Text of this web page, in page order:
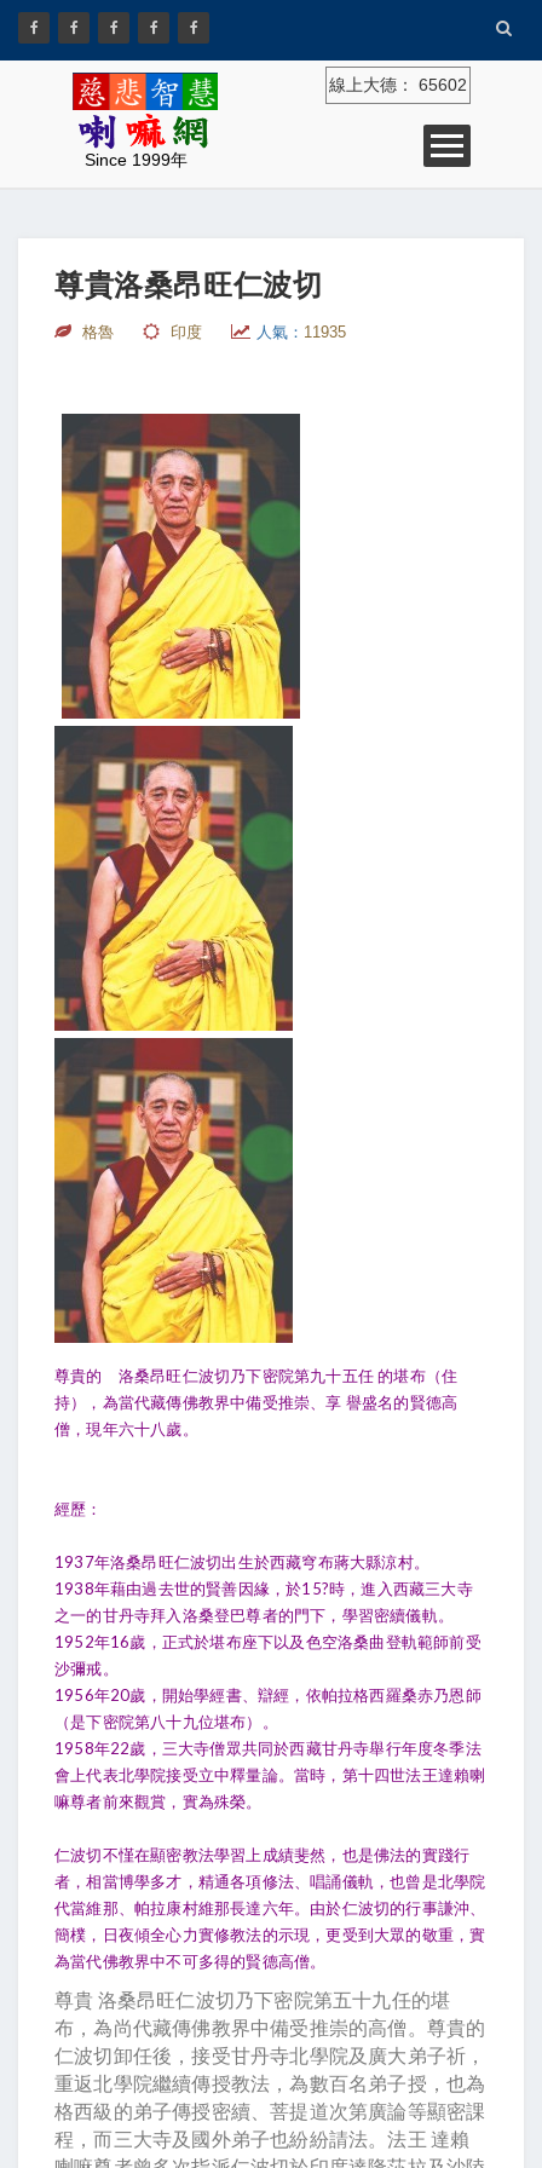
Since 1999年
線上大德： 65602
尊貴洛桑昂旺仁波切
格魯 印度 人氣： 11935
尊貴的 洛桑昂旺仁波切乃下密院第九十五任 的堪布（住
持），為當代藏傳佛教界中備受推崇、享 譽盛名的賢德高
僧，現年六十八歲。
經歷：
1937年洛桑昂旺仁波切出生於西藏穹布蔣大縣涼村。
1938年藉由過去世的賢善因緣，於15?時，進入西藏三大寺
之一的甘丹寺拜入洛桑登巴尊者的門下，學習密續儀軌。
1952年16歲，正式於堪布座下以及色空洛桑曲登軌範師前受
沙彌戒。
1956年20歲，開始學經書、辯經，依帕拉格西羅桑赤乃恩師
（是下密院第八十九位堪布）。
1958年22歲，三大寺僧眾共同於西藏甘丹寺舉行年度冬季法
會上代表北學院接受立中釋量論。當時，第十四世法王達賴喇
嘛尊者前來觀賞，實為殊榮。
仁波切不慬在顯密教法學習上成績斐然，也是佛法的實踐行
者，相當博學多才，精通各項修法、唱誦儀軌，也曾是北學院
代當維那、帕拉康村維那長達六年。由於仁波切的行事謙沖、
簡樸，日夜傾全心力實修教法的示現，更受到大眾的敬重，實
為當代佛教界中不可多得的賢德高僧。
尊貴 洛桑昂旺仁波切乃下密院第五十九任的堪
布，為尚代藏傳佛教界中備受推崇的高僧。尊貴的
仁波切卸任後，接受甘丹寺北學院及廣大弟子祈，
重返北學院繼續傳授教法，為數百名弟子授，也為
格西級的弟子傳授密續、菩提道次第廣論等顯密課
程，而三大寺及國外弟子也紛紛請法。法王 達賴